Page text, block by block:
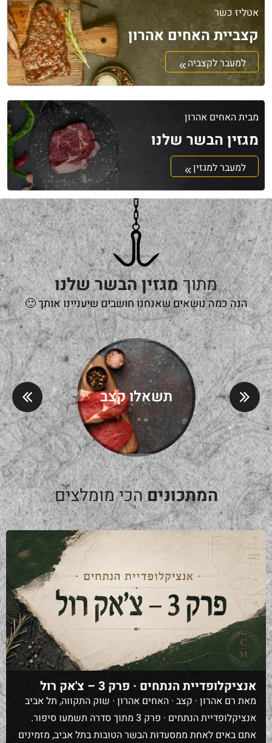
אטליז כשר
קצביית האחים אהרון
למעבר לקצביה
מבית האחים אהרון
מגזין הבשר שלנו
למעבר למגזין
מתוךמגזין הבשר שלנו
הנה כמה נושאים שאנחנו חושבים שיעניינו אותך 🙂
תשאלו קצב
המתכוניםהכי מומלצים
אנציקלופדיית הנתחים · פרק 3 – צ'אק רול
מאת רם אהרון · קצב · האחים אהרון · שוק התקווה, תל אביב
אנציקלופדיית הנתחים · פרק 3 מתוך סדרה תשמעו סיפור.
אתם באים לאחת ממסעדות הבשר הטובות בתל אביב, מזמינים